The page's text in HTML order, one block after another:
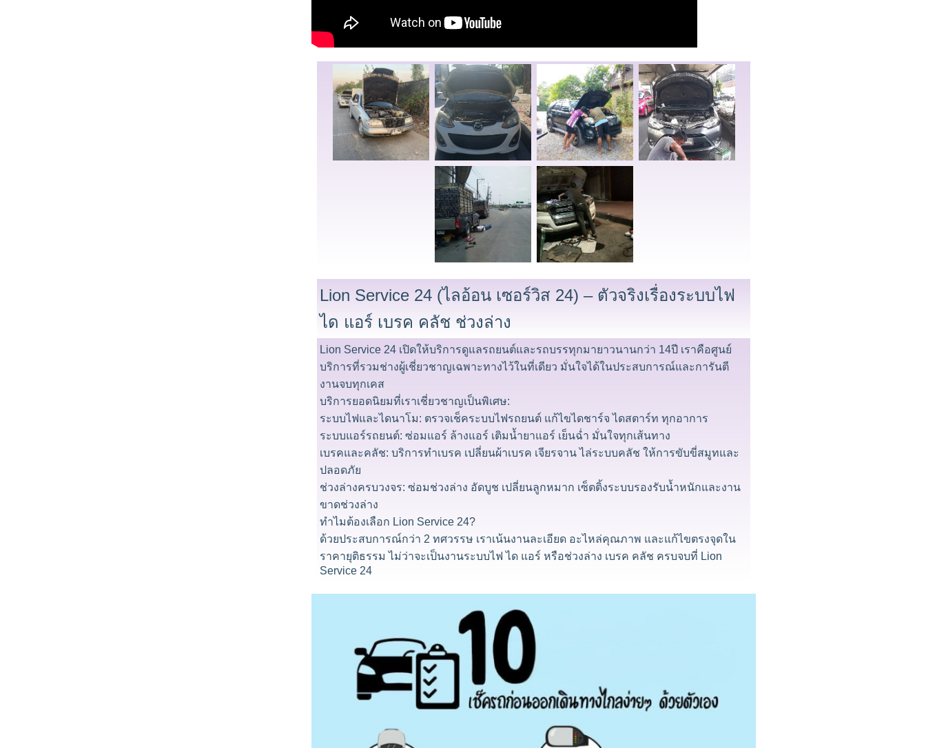
Lion Service 24 (ไลอ้อน เซอร์วิส 24) – ตัวจริงเรื่องระบบไฟ
ได แอร์ เบรค คลัช ช่วงล่าง
Lion Service 24 เปิดให้บริการดูแลรถยนต์และรถบรรทุกมายาวนานกว่า 14ปี เราคือศูนย์
บริการที่รวมช่างผู้เชี่ยวชาญเฉพาะทางไว้ในที่เดียว มั่นใจได้ในประสบการณ์และการันตี
งานจบทุกเคส
​บริการยอดนิยมที่เราเชี่ยวชาญเป็นพิเศษ:
​ระบบไฟและไดนาโม: ตรวจเช็คระบบไฟรถยนต์ แก้ไขไดชาร์จ ไดสตาร์ท ทุกอาการ
​ระบบแอร์รถยนต์: ซ่อมแอร์ ล้างแอร์ เติมน้ำยาแอร์ เย็นฉ่ำ มั่นใจทุกเส้นทาง
​เบรคและคลัช: บริการทำเบรค เปลี่ยนผ้าเบรค เจียรจาน ไล่ระบบคลัช ให้การขับขี่สมูทและ
ปลอดภัย
​ช่วงล่างครบวงจร: ซ่อมช่วงล่าง อัดบูช เปลี่ยนลูกหมาก เซ็ตติ้งระบบรองรับน้ำหนักและงาน
ขาดช่วงล่าง
​ทำไมต้องเลือก Lion Service 24?
ด้วยประสบการณ์กว่า 2 ทศวรรษ เราเน้นงานละเอียด อะไหล่คุณภาพ และแก้ไขตรงจุดใน
ราคายุติธรรม ไม่ว่าจะเป็นงานระบบไฟ ได แอร์ หรือช่วงล่าง เบรค คลัช ครบจบที่ Lion
Service 24